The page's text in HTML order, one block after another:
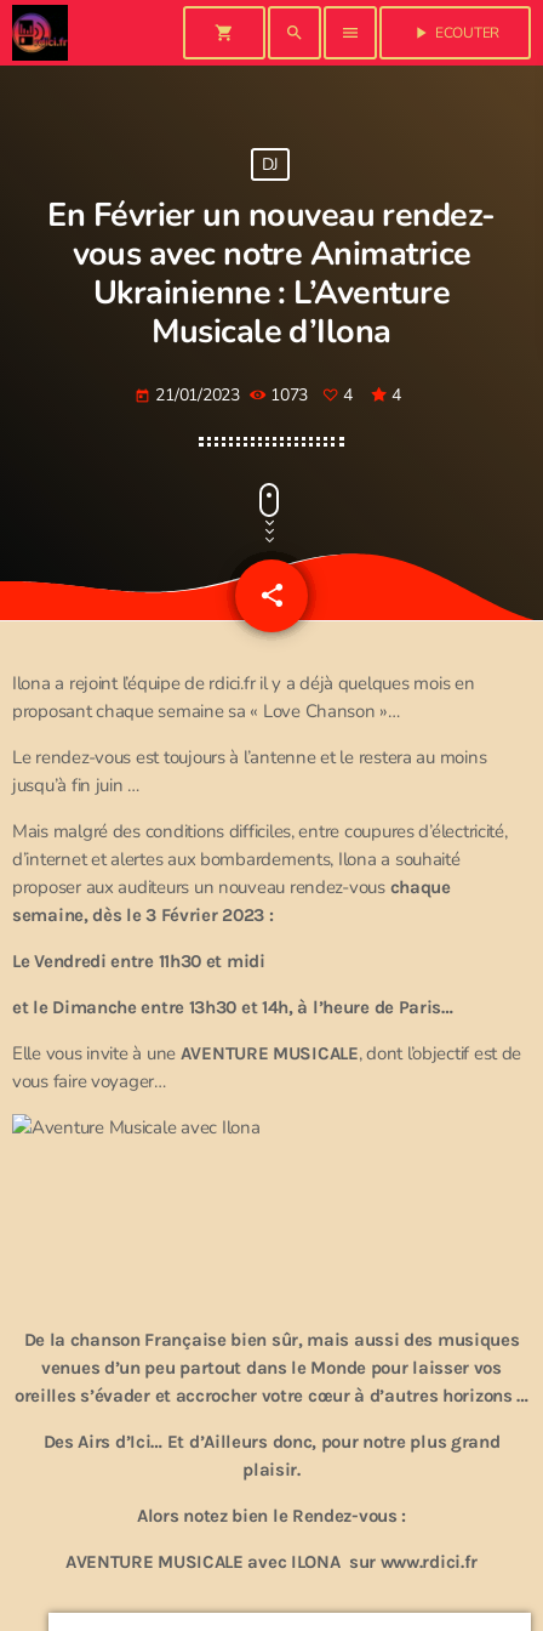
shopping_cart search menu play_arrow ECOUTER
DJ
En Février un nouveau rendez-
vous avec notre Animatrice
Ukrainienne : L’Aventure
Musicale d’Ilona
today 21/01/2023 1073 4 4
share
email
Ilona a rejoint l’équipe de rdici.fr il y a déjà quelques mois en
proposant chaque semaine sa « Love Chanson »…
Le rendez-vous est toujours à l’antenne et le restera au moins
jusqu’à fin juin …
Mais malgré des conditions difficiles, entre coupures d’électricité,
d’internet et alertes aux bombardements, Ilona a souhaité
proposer aux auditeurs un nouveau rendez-vous chaque
semaine, dès le 3 Février 2023 :
Le Vendredi entre 11h30 et midi
et le Dimanche entre 13h30 et 14h, à l’heure de Paris…
Elle vous invite à une AVENTURE MUSICALE, dont l’objectif est de
vous faire voyager…
De la chanson Française bien sûr, mais aussi des musiques
venues d’un peu partout dans le Monde pour laisser vos
oreilles s’évader et accrocher votre cœur à d’autres horizons …
Des Airs d’Ici… Et d’Ailleurs donc, pour notre plus grand
plaisir.
Alors notez bien le Rendez-vous :
AVENTURE MUSICALE avec ILONA sur www.rdici.fr